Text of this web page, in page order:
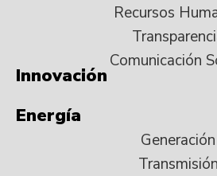
Recursos
Comunicación
Innovación
Energía
Generación
Transmisión